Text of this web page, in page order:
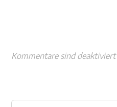
Kommentare sind deaktiviert